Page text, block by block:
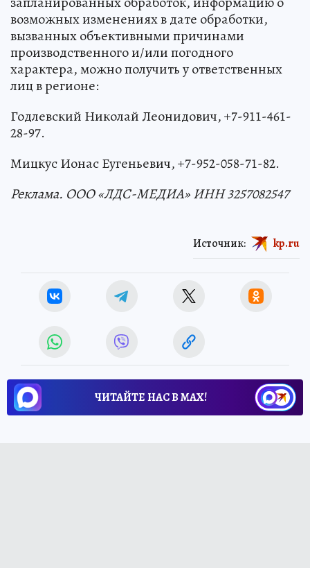
Дополнительную информацию относительно
запланированных обработок, информацию о
возможных изменениях в дате обработки,
вызванных объективными причинами
производственного и/или погодного
характера, можно получить у ответственных
лиц в регионе:
Годлевский Николай Леонидович, +7-911-461-
28-97.
Мицкус Ионас Еугеньевич, +7-952-058-71-82.